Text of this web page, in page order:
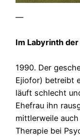
—
Im Labyrinth
1990. Der
Ejiofor) betreibt
läuft schlecht
Ehefrau ihn
mittlerweile
Therapie bei